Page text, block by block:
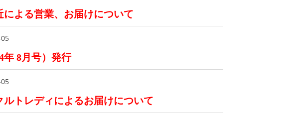
による営業、お届けについて
年 8月号）発行
ルトレディによるお届けについて